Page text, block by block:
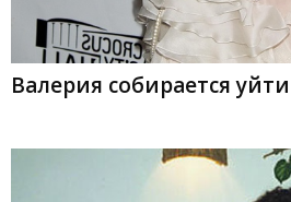
Валерия собирается